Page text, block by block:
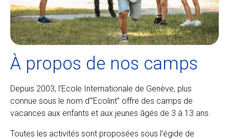
À propos de nos camps
Depuis 2003, l’Ecole Internationale de Genève, plus
connue sous le nom d’“Ecolint” offre des camps de
vacances aux enfants et aux jeunes âgés de 3 à 13 ans.
Toutes les activités sont proposées sous l’égide de